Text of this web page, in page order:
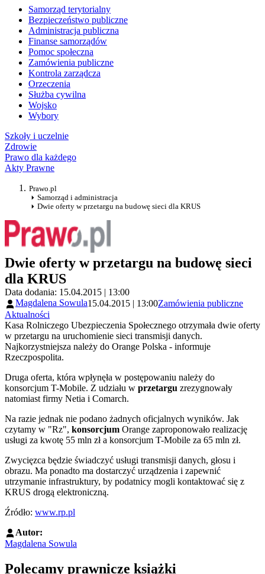
Samorząd terytorialny
Bezpieczeństwo publiczne
Administracja publiczna
Finanse samorządów
Pomoc społeczna
Zamówienia publiczne
Kontrola zarządcza
Orzeczenia
Służba cywilna
Wojsko
Wybory
Szkoły i uczelnie
Zdrowie
Prawo dla każdego
Akty Prawne
Prawo.pl
Samorząd i administracja
Dwie oferty w przetargu na budowę sieci dla KRUS
Dwie oferty w przetargu na budowę sieci
dla KRUS
Data dodania: 15.04.2015 | 13:00
Magdalena Sowula15.04.2015 | 13:00Zamówienia publiczne
Aktualności
Kasa Rolniczego Ubezpieczenia Społecznego otrzymała dwie oferty
w przetargu na uruchomienie sieci transmisji danych.
Najkorzystniejsza należy do Orange Polska - informuje
Rzeczpospolita.
Druga oferta, która wpłynęła w postępowaniu należy do
konsorcjum T-Mobile. Z udziału w przetargu zrezygnowały
natomiast firmy Netia i Comarch.
Na razie jednak nie podano żadnych oficjalnych wyników. Jak
czytamy w "Rz", konsorcjum Orange zaproponowało realizację
usługi za kwotę 55 mln zł a konsorcjum T-Mobile za 65 mln zł.
Zwycięzca będzie świadczyć usługi transmisji danych, głosu i
obrazu. Ma ponadto ma dostarczyć urządzenia i zapewnić
utrzymanie infrastruktury, by podatnicy mogli kontaktować się z
KRUS drogą elektroniczną.
Źródło: www.rp.pl
Autor:
Magdalena Sowula
Polecamy prawnicze książki